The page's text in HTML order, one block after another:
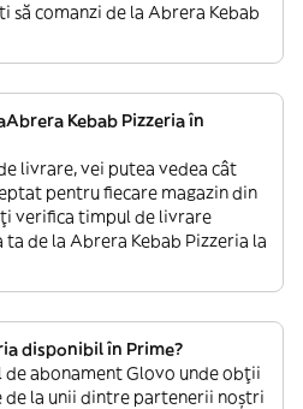
să comanzi de la Abrera Kebab
Kebab Pizzeria în
livrare, vei putea vedea cât
pentru fiecare magazin din
verifica timpul de livrare
de la Abrera Kebab Pizzeria la
disponibil în Prime?
de abonament Glovo unde obții
la unii dintre partenerii noștri